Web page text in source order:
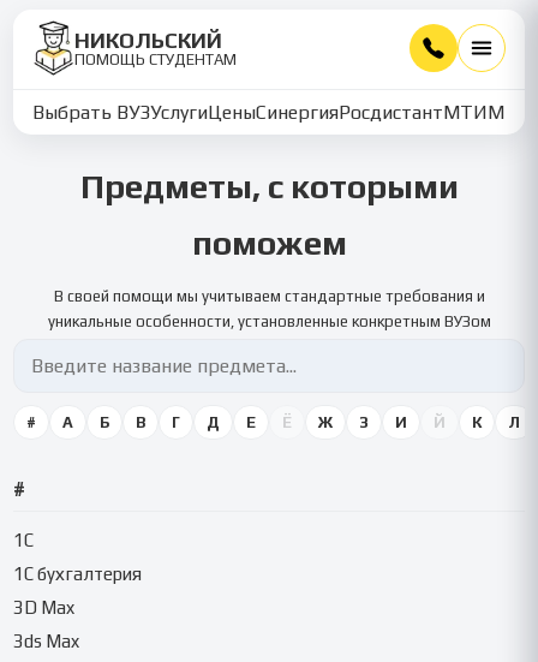
НИКОЛЬСКИЙ
ПОМОЩЬ СТУДЕНТАМ
Выбрать ВУЗУслугиЦеныСинергияРосдистантМТИММУ
Предметы, с которыми
поможем
В своей помощи мы учитываем стандартные требования и
уникальные особенности, установленные конкретным ВУЗом
# А Б В Г Д Е Ё Ж З И Й К Л
#
1C
1C бухгалтерия
3D Max
3ds Max